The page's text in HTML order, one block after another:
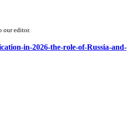
our editor.
in-2026-the-role-of-Russia-and-